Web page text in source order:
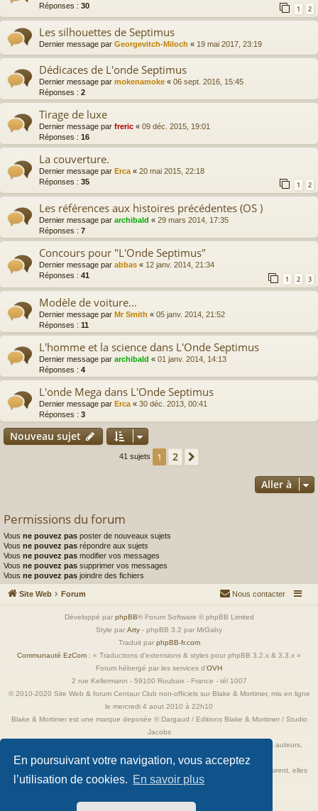
En poursuivant votre navigation, vous acceptez
l’utilisation de cookies. En savoir plus
Réponses : 30 1 2
Les silhouettes de Septimus
Dernier message par Georgevitch-Miloch « 19 mai 2017, 23:19
Dédicaces de L'onde Septimus
Dernier message par mokenamoke « 06 sept. 2016, 15:45
Réponses : 2
Tirage de luxe
Dernier message par freric « 09 déc. 2015, 19:01
Réponses : 16
La couverture.
Dernier message par Erca « 20 mai 2015, 22:18
Réponses : 35 1 2
Les références aux histoires précédentes (OS )
Dernier message par archibald « 29 mars 2014, 17:35
Réponses : 7
Concours pour "L'Onde Septimus"
Dernier message par abbas « 12 janv. 2014, 21:34
Réponses : 41 1 2 3
Modèle de voiture...
Dernier message par Mr Smith « 05 janv. 2014, 21:52
Réponses : 11
L'homme et la science dans L'Onde Septimus
Dernier message par archibald « 01 janv. 2014, 14:13
Réponses : 4
L'onde Mega dans L'Onde Septimus
Dernier message par Erca « 30 déc. 2013, 00:41
Réponses : 3
Nouveau sujet
41 sujets 1 2
Aller à
Permissions du forum
Vous ne pouvez pas poster de nouveaux sujets
Vous ne pouvez pas répondre aux sujets
Vous ne pouvez pas modifier vos messages
Vous ne pouvez pas supprimer vos messages
Vous ne pouvez pas joindre des fichiers
Site Web Forum Nous contacter
Développé par phpBB® Forum Software © phpBB Limited
Style par Arty - phpBB 3.2 par MrGaby
Traduit par phpBB-fr.com
Communauté EzCom : « Traductions d'extensions & styles pour phpBB 3.2.x & 3.3.x »
Forum hébergé par les services d’OVH
2 rue Kellermann - 59100 Roubaix - France - tél 1007
© 2010-2020 Site Web & forum Centaur Club non-officiels sur Blake & Mortimer, mis en ligne
le mercredi 4 aout 2010 à 22h10
Blake & Mortimer est une marque deposée © Dargaud / Editions Blake & Mortimer / Studio
Jacobs
Toutes les images incluses dans ces pages sont la propriété exclusive de leurs auteurs,
ayant droits et/ou éditeurs.
Elles ne sont ici qu'à titre de référence ou d'illustration. Si les propriétaires le désirent, elles
seront retirées immédiatement.